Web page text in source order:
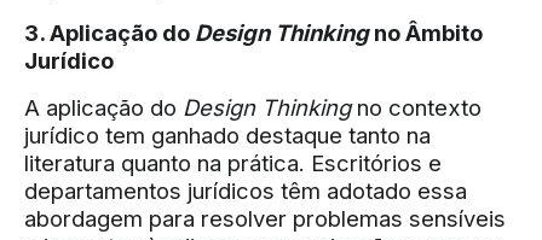
3. Aplicação do Design Thinkingno Âmbito
Jurídico
A aplicação do Design Thinkingno contexto
jurídico tem ganhado destaque tanto na
literatura quanto na prática. Escritórios e
departamentos jurídicos têm adotado essa
abordagem para resolver problemas sensíveis